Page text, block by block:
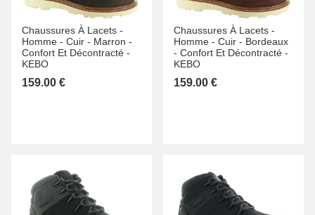
Chaussures À Lacets -
Homme - Cuir - Marron -
Confort Et Décontracté -
KEBO
159.00 €
Chaussures À Lacets -
Homme - Cuir - Bordeaux
- Confort Et Décontracté -
KEBO
159.00 €